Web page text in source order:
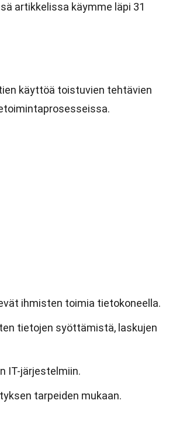
artikkelissa käymme läpi 31
käyttöä toistuvien tehtävien
ihmisten toimia tietokoneella.
tietojen syöttämistä, laskujen
IT-järjestelmiin.
tarpeiden mukaan.